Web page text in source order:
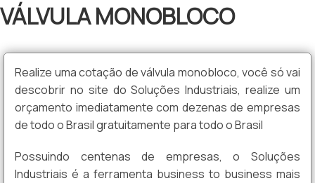
VÁLVULA MONOBLOCO
Realize uma cotação de válvula monobloco, você só vai
descobrir no site do Soluções Industriais, realize um
orçamento imediatamente com dezenas de empresas
de todo o Brasil gratuitamente para todo o Brasil
Possuindo centenas de empresas, o Soluções
Industriais é a ferramenta business to business mais